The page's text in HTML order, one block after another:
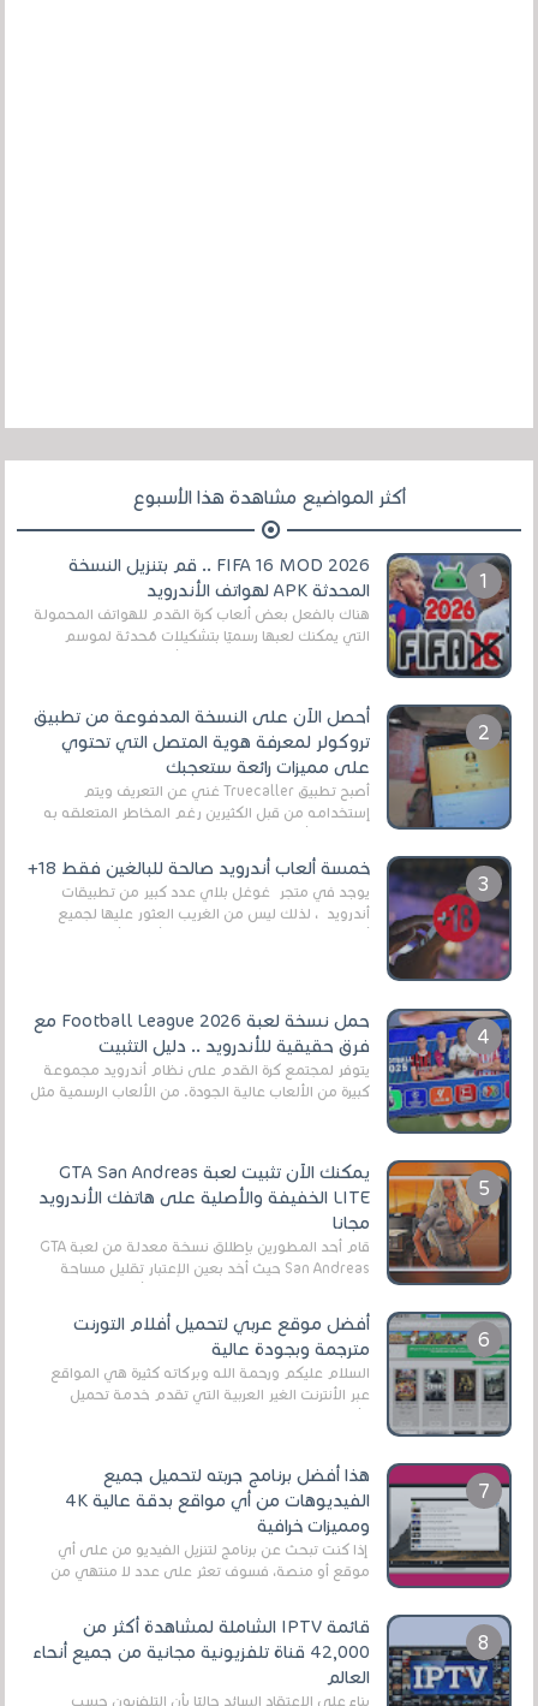
أكثر المواضيع مشاهدة هذا الأسبوع
FIFA 16 MOD 2026 .. قم بتنزيل النسخة
المحدثة APK لهواتف الأندرويد
هناك بالفعل بعض ألعاب كرة القدم للهواتف المحمولة
التي يمكنك لعبها رسميًا بتشكيلات مُحدثة لموسم
أحصل الآن على النسخة المدفوعة من تطبيق
تروكولر لمعرفة هوية المتصل التي تحتوي
على مميزات رائعة ستعجبك
أصبح تطبيق Truecaller غني عن التعريف ويتم
إستخدامه من قبل الكثيرين رغم المخاطر المتعلقه به
خمسة ألعاب أندرويد صالحة للبالغين فقط 18+
يوجد في متجر غوغل بلاي عدد كبير من تطبيقات
أندرويد ، لذلك ليس من الغريب العثور عليها لجميع
حمل نسخة لعبة Football League 2026 مع
فرق حقيقية للأندرويد .. دليل التثبيت
يتوفر لمجتمع كرة القدم على نظام أندرويد مجموعة
كبيرة من الألعاب عالية الجودة. من الألعاب الرسمية مثل
يمكنك الآن تثبيت لعبة GTA San Andreas
LITE الخفيفة والأصلية على هاتفك الأندرويد
مجانا
قام أحد المطورين بإطلاق نسخة معدلة من لعبة GTA
San Andreas حيث أخد بعين الإعتبار تقليل مساحة
أفضل موقع عربي لتحميل أفلام التورنت
مترجمة وبجودة عالية
السلام عليكم ورحمة الله وبركاته كثيرة هي المواقع
عبر الأنترنت الغير العربية التي تقدم خدمة تحميل
الأفلام على التورنت ، ومعظم هذه المواقع ل...
هذا أفضل برنامج جربته لتحميل جميع
الفيديوهات من أي مواقع بدقة عالية 4K
ومميزات خرافية
إذا كنت تبحث عن برنامج لتنزيل الفيديو من على أي
موقع أو منصة، فسوف تعثر على عدد لا منتهي من
قائمة IPTV الشاملة لمشاهدة أكثر من
42,000 قناة تلفزيونية مجانية من جميع أنحاء
العالم
بناءً على الاعتقاد السائد حاليًا بأن التلفزيون حسب